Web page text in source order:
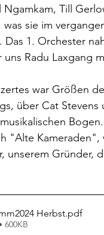
Till
sie im
Das 1. Orchester
Radu Laxgang
war Größen
über Cat
Bogen.
"Alte
unserem Gründer,
Herbst.pdf
600KB